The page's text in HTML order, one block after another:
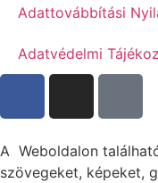
Adattovábbítási
Adatvédelmi
A Weboldalon
szövegeket, képeket,